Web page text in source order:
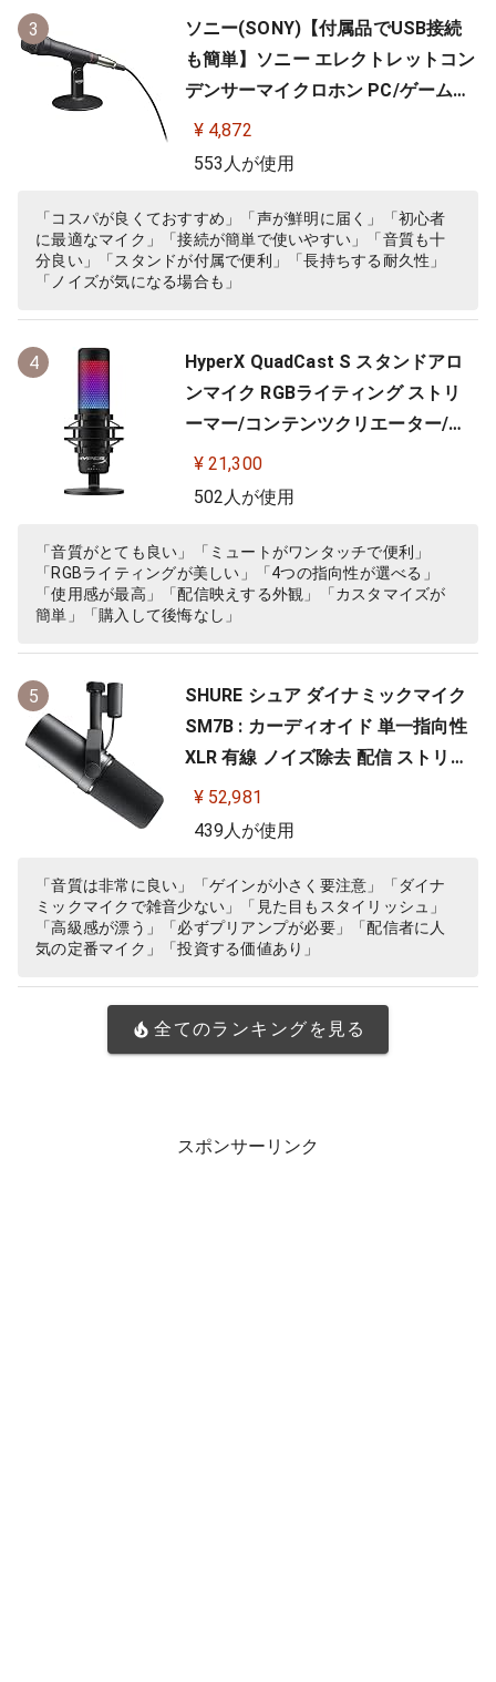
3
ソニー(SONY)【付属品でUSB接続
も簡単】ソニー エレクトレットコン
デンサーマイクロホン PC/ゲーム用
ECM-PCV80U
¥ 4,872
553人が使用
「コスパが良くておすすめ」「声が鮮明に届く」「初心者
に最適なマイク」「接続が簡単で使いやすい」「音質も十
分良い」「スタンドが付属で便利」「長持ちする耐久性」
「ノイズが気になる場合も」
4
HyperX QuadCast S スタンドアロ
ンマイク RGBライティング ストリ
ーマー/コンテンツクリエーター/ゲ
ーマー向け/PC,PS4使用可能 2年保
証 HMIQ1S-XX-RG/G (4P5P7AA)
¥ 21,300
502人が使用
「音質がとても良い」「ミュートがワンタッチで便利」
「RGBライティングが美しい」「4つの指向性が選べる」
「使用感が最高」「配信映えする外観」「カスタマイズが
簡単」「購入して後悔なし」
5
SHURE シュア ダイナミックマイク
SM7B : カーディオイド 単一指向性
XLR 有線 ノイズ除去 配信 ストリー
ミング 音声 音楽 演奏 録音 レコーデ
ィング YouTube 実況 ゲーム ゲーミ
宅録 テレワーク【国内正規品/メー
カー保証2年】
¥ 52,981
439人が使用
「音質は非常に良い」「ゲインが小さく要注意」「ダイナ
ミックマイクで雑音少ない」「見た目もスタイリッシュ」
「高級感が漂う」「必ずプリアンプが必要」「配信者に人
気の定番マイク」「投資する価値あり」
全てのランキングを見る
スポンサーリンク